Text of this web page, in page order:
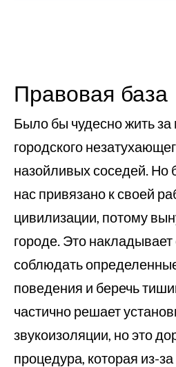
Правовая база
Было бы чудесно жить за
городского
назойливых соседей. Но
нас привязано к своей
цивилизации, потому
городе. Это накладывает
соблюдать
поведения и беречь
частично решает
звукоизоляции, но это
процедура, которая из-за